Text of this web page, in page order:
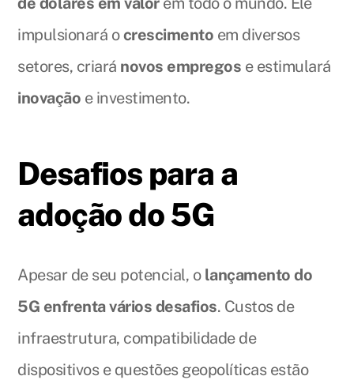
impulsionará ocrescimento em diversos
setores, criará novos empregos e estimulará
inovação e investimento.
Desafios para a
adoção do 5G
Apesar de seu potencial, o lançamento do
5G enfrenta vários desafios. Custos de
infraestrutura, compatibilidade de
dispositivos e questões geopolíticas estão